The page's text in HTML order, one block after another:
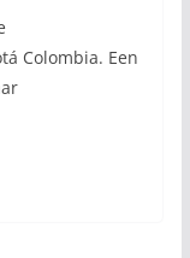
Colombia. Een